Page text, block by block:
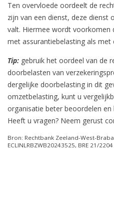
Ten overvloede oordeelt de
zijn van een dienst, deze dienst
valt. Hiermee wordt voorkomen
met assurantiebelasting als met
Tip: gebruik het oordeel van de
doorbelasten van
dergelijke doorbelasting in dit
omzetbelasting, kunt u
organisatie beter beoordelen en
Heeft u vragen? Neem gerust
Bron: Rechtbank Zeeland-West-
ECLINLRBZWB20243525, BRE 21/